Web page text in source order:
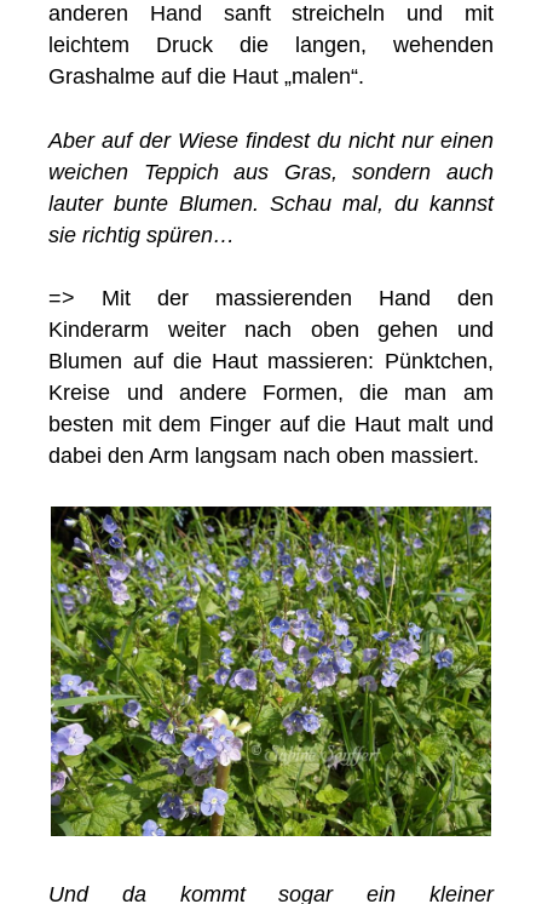
anderen Hand sanft streicheln und mit
leichtem Druck die langen, wehenden
Grashalme auf die Haut „malen“.
Aber auf der Wiese findest du nicht nur einen
weichen Teppich aus Gras, sondern auch
lauter bunte Blumen. Schau mal, du kannst
sie richtig spüren…
=> Mit der massierenden Hand den
Kinderarm weiter nach oben gehen und
Blumen auf die Haut massieren: Pünktchen,
Kreise und andere Formen, die man am
besten mit dem Finger auf die Haut malt und
dabei den Arm langsam nach oben massiert.
Und da kommt sogar ein kleiner